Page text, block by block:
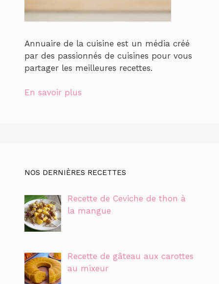
Annuaire de la cuisine est un média créé
par des passionnés de cuisines pour vous
partager les meilleures recettes.
En savoir plus
NOS DERNIÈRES RECETTES
Recette de Ceviche de thon à
la mangue
Recette de gâteau aux carottes
au mixeur